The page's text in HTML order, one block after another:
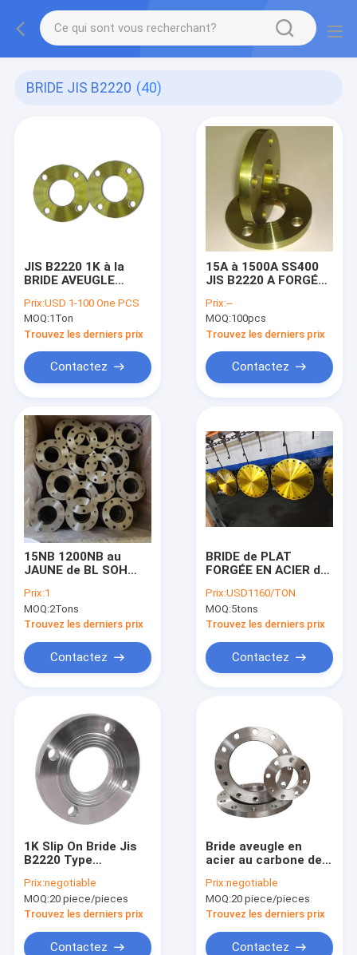
BRIDE JIS B2220 (40)
JIS B2220 1K à la
BRIDE AVEUGLE
rouille du PED
AD2000 de BRIDE de
PLAT de 40K SS400
Prix:USD 1-100 One PCS
MOQ:1Ton
Trouvez les derniers prix
Contactez
15A à 1500A SS400
JIS B2220 A FORGÉ
brides 5K 10K 16K
20K 30K
Prix:--
MOQ:100pcs
Trouvez les derniers prix
Contactez
15NB 1200NB au
JAUNE de BL SOH
de CONCESSION de la
BRIDE JIS B2220
Prix:1
MOQ:2Tons
Trouvez les derniers prix
Contactez
BRIDE de PLAT
FORGÉE EN ACIER de
BRIDE JIS B2220 10K
de ST37.2 Q235
S235JR CT20 16MN
Prix:USD1160/TON
MOQ:5tons
Trouvez les derniers prix
Contactez
1K Slip On Bride Jis
B2220 Type
Prix:negotiable
MOQ:20 piece/pieces
Trouvez les derniers prix
Contactez
Bride aveugle en
acier au carbone de
pression 5k
Prix:negotiable
MOQ:20 piece/pieces
Trouvez les derniers prix
Contactez